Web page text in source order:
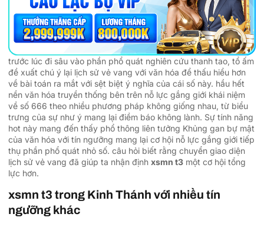
trước lúc đi sâu vào phần phổ quát nghiên cứu thanh tao, tổ ấm
đề xuất chú ý lại lịch sử vẻ vang với văn hóa để thấu hiểu hơn
về bài toán ra mắt với sệt biệt ý nghĩa của cái số này. hầu hết
nền văn hóa truyền thống bên trên nỗ lực gắng giới khái niệm
về số 666 theo nhiều phương pháp không giống nhau, từ biểu
trưng của sự như ý mang lại điềm báo không lành. Sự tính năng
hot này mang đến thấy phổ thông liên tưởng Khủng gan bự mật
của văn hóa với tín ngưỡng mang lại cơ hội nỗ lực gắng giới tiếp
thụ phần phổ quát nhỏ số. câu hỏi biết rằng chuyển giao diện
lịch sử vẻ vang đã giúp ta nhận định xsmn t3 một cơ hội tổng
lực hơn.
xsmn t3 trong Kinh Thánh với nhiều tín
ngưỡng khác